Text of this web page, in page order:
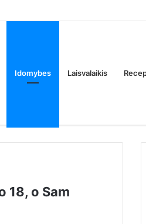
Idomybes Laisvalaikis
18, o Sam